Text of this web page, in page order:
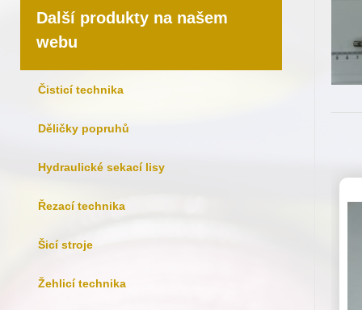
Další produkty na našem
webu
Čisticí technika
Děličky popruhů
Hydraulické sekací lisy
Řezací technika
Šicí stroje
Žehlicí technika